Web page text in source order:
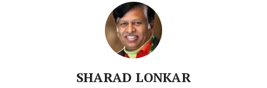
SHARAD LONKAR